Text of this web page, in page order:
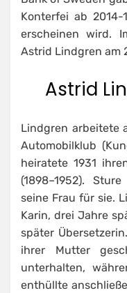
Konterfei ab
erscheinen wird.
Astrid Lindgren am
Astrid
Lindgren arbeitete
Automobilklub
heiratete 1931
(1898–1952).
seine Frau für sie.
Karin, drei Jahre
später
ihrer Mutter
unterhalten,
enthüllte